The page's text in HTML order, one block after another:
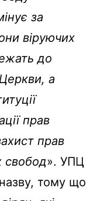
за
віруючих
до
а
прав
прав
свобод». УПЦ
тому що